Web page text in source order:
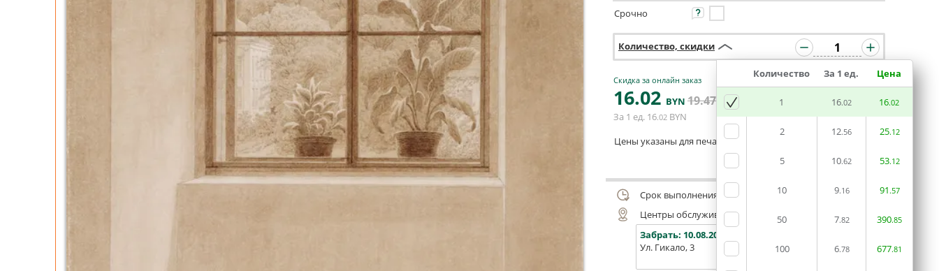
Срочно
Количество, скидки
Количество За 1 ед. Цена
1 16.02 16.02
2 12.56 25.12
5 10.62 53.12
10 9.16 91.57
50 7.82 390.85
100 6.78 677.81
Скидка за онлайн заказ
16.02 BYN 19.47
BYN
За 1 ед. 16.02 BYN
В КОРЗИНУ
Цены указаны для печати из готового макета
Оставить комментарий
Срок выполнения заказа (до 200 руб.):
48 часов
Центры обслуживания, самовывоз
Забрать: 10.08.2026
Ул. Гикало, 3
Ул. Б. Хмельницкого, 7